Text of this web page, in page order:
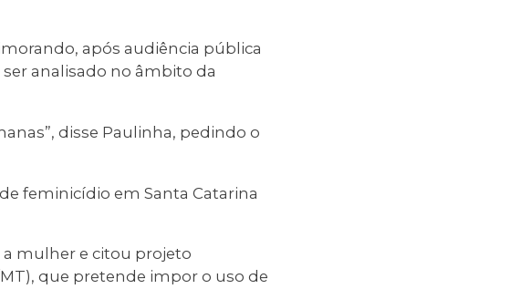
após audiência pública
analisado no âmbito da
disse Paulinha, pedindo o
feminicídio em Santa Catarina
a mulher e citou projeto
que pretende impor o uso de